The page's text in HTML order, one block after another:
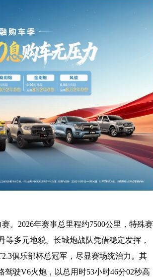
。2026年赛事总里程约7500公里，特殊赛
等多元地貌。长城炮战队凭借稳定发挥，
俱乐部杯总冠军，尽显赛场统治力。其
驶V6火炮，以总用时53小时46分02秒高